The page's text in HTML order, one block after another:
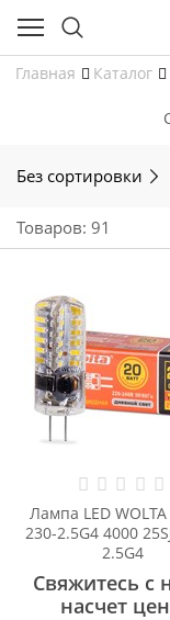
Главная Каталог
Без сортировки
Товаров: 91
Лампа LED WOLTA
230-2.5G4 4000
2.5G4
Свяжитесь с
насчет